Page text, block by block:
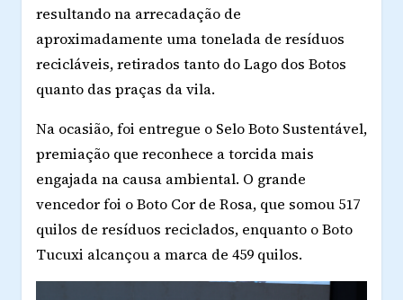
resultando na arrecadação de
aproximadamente uma tonelada de resíduos
recicláveis, retirados tanto do Lago dos Botos
quanto das praças da vila.
Na ocasião, foi entregue o Selo Boto Sustentável,
premiação que reconhece a torcida mais
engajada na causa ambiental. O grande
vencedor foi oBoto Cor de Rosa, que somou 517
quilos de resíduos reciclados, enquanto o Boto
Tucuxi alcançou a marca de 459 quilos.